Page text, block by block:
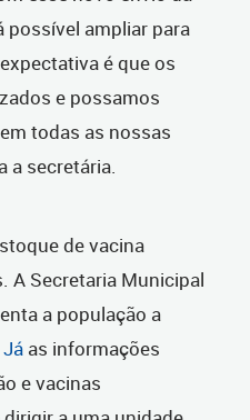
possível ampliar para
é que os
e possamos
todas as nossas
a secretária.
de vacina
A Secretaria Municipal
a população a
as informações
e vacinas